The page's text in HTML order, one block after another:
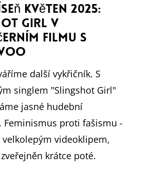
Květen 2025:
Girl v
filmu s
další vykřičník. S
singlem "Slingshot Girl"
jasné hudební
Feminismus proti fašismu -
videoklipem,
krátce poté.